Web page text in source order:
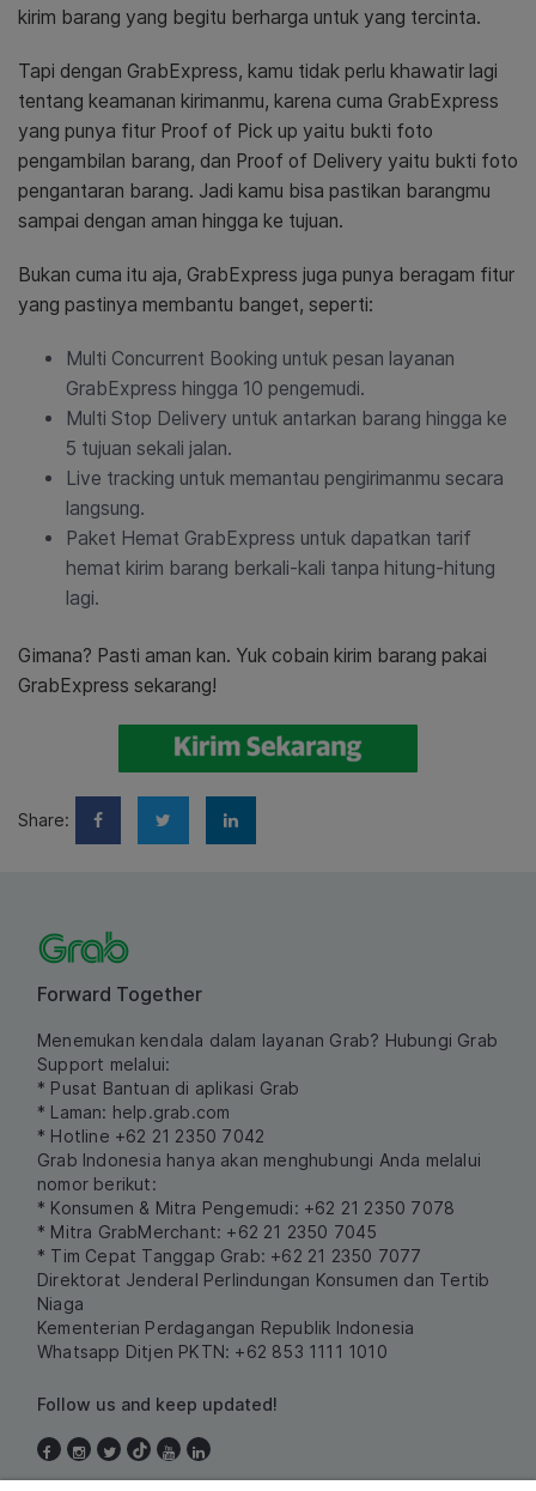
kirim barang yang begitu berharga untuk yang tercinta.
Tapi dengan GrabExpress, kamu tidak perlu khawatir lagi
tentang keamanan kirimanmu, karena cuma GrabExpress
yang punya fitur Proof of Pick up yaitu bukti foto
pengambilan barang, dan Proof of Delivery yaitu bukti foto
pengantaran barang. Jadi kamu bisa pastikan barangmu
sampai dengan aman hingga ke tujuan.
Bukan cuma itu aja, GrabExpress juga punya beragam fitur
yang pastinya membantu banget, seperti:
Multi Concurrent Booking untuk pesan layanan
GrabExpress hingga 10 pengemudi.
Multi Stop Delivery untuk antarkan barang hingga ke
5 tujuan sekali jalan.
Live tracking untuk memantau pengirimanmu secara
langsung.
Paket Hemat GrabExpress untuk dapatkan tarif
hemat kirim barang berkali-kali tanpa hitung-hitung
lagi.
Gimana? Pasti aman kan. Yuk cobain kirim barang pakai
GrabExpress sekarang!
Share:
Forward Together
Menemukan kendala dalam layanan Grab? Hubungi Grab
Support melalui:
* Pusat Bantuan di aplikasi Grab
* Laman: help.grab.com
* Hotline +62 21 2350 7042
Grab Indonesia hanya akan menghubungi Anda melalui
nomor berikut:
* Konsumen & Mitra Pengemudi: +62 21 2350 7078
* Mitra GrabMerchant: +62 21 2350 7045
* Tim Cepat Tanggap Grab: +62 21 2350 7077
Direktorat Jenderal Perlindungan Konsumen dan Tertib
Niaga
Kementerian Perdagangan Republik Indonesia
Whatsapp Ditjen PKTN: +62 853 1111 1010
Follow us and keep updated!